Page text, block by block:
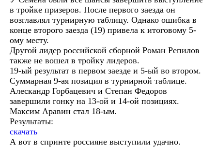
в тройке призеров. После первого заезда он
возглавлял турнирную таблицу. Однако ошибка в
конце второго заезда (19) привела к итоговому 5-
ому месту.
Другой лидер российской сборной Роман Репилов
также не вошел в тройку лидеров.
19-ый результат в первом заезде и 5-ый во втором.
Суммарная 9-ая позиция в турнирной таблице.
Алескандр Горбацевич и Степан Федоров
завершили гонку на 13-ой и 14-ой позициях.
Максим Аравин стал 18-ым.
Результаты:
скачать
А вот в спринте россияне выступили удачно.